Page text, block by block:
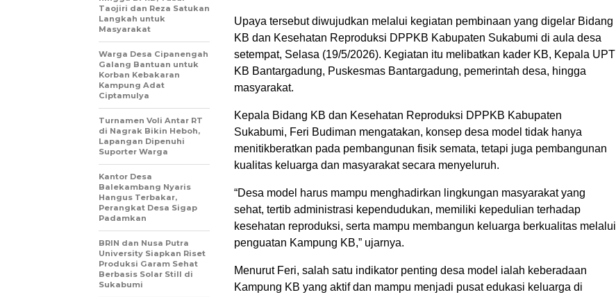
Upaya tersebut diwujudkan melalui kegiatan pembinaan yang digelar Bidang
KB dan Kesehatan Reproduksi DPPKB Kabupaten Sukabumi di aula desa
setempat, Selasa (19/5/2026). Kegiatan itu melibatkan kader KB, Kepala UPT
KB Bantargadung, Puskesmas Bantargadung, pemerintah desa, hingga
masyarakat.
Kepala Bidang KB dan Kesehatan Reproduksi DPPKB Kabupaten
Sukabumi, Feri Budiman mengatakan, konsep desa model tidak hanya
menitikberatkan pada pembangunan fisik semata, tetapi juga pembangunan
kualitas keluarga dan masyarakat secara menyeluruh.
“Desa model harus mampu menghadirkan lingkungan masyarakat yang
sehat, tertib administrasi kependudukan, memiliki kepedulian terhadap
kesehatan reproduksi, serta mampu membangun keluarga berkualitas melalui
penguatan Kampung KB,” ujarnya.
Menurut Feri, salah satu indikator penting desa model ialah keberadaan
Kampung KB yang aktif dan mampu menjadi pusat edukasi keluarga di
Taojiri dan Reza Satukan
Langkah untuk
Masyarakat
Warga Desa Cipanengah
Galang Bantuan untuk
Korban Kebakaran
Kampung Adat
Ciptamulya
Turnamen Voli Antar RT
di Nagrak Bikin Heboh,
Lapangan Dipenuhi
Suporter Warga
Kantor Desa
Balekambang Nyaris
Hangus Terbakar,
Perangkat Desa Sigap
Padamkan
BRIN dan Nusa Putra
University Siapkan Riset
Produksi Garam Sehat
Berbasis Solar Still di
Sukabumi